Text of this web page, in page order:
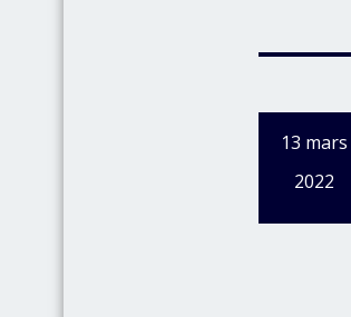
13 mars
2022